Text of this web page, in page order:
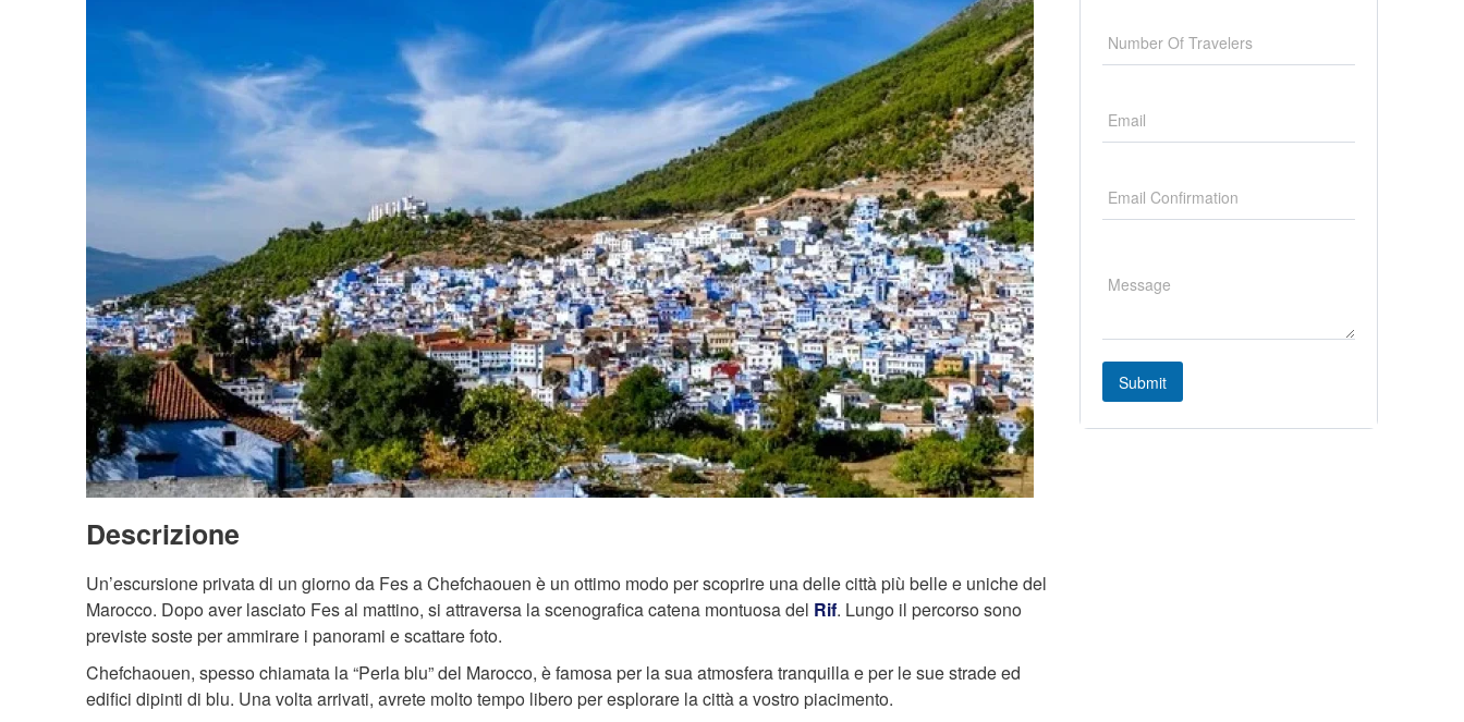
Descrizione
Un’escursione privata di un giorno da Fes a Chefchaouen è un ottimo modo per scoprire una delle città più belle e uniche del
Marocco. Dopo aver lasciato Fes al mattino, si attraversa la scenografica catena montuosa del Rif. Lungo il percorso sono
previste soste per ammirare i panorami e scattare foto.
Chefchaouen, spesso chiamata la “Perla blu” del Marocco, è famosa per la sua atmosfera tranquilla e per le sue strade ed
edifici dipinti di blu. Una volta arrivati, avrete molto tempo libero per esplorare la città a vostro piacimento.
Submit